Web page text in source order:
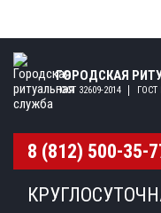
ГОРОДСКАЯ
ГОСТ 32609-2014 ГОСТ
8 (812) 500-35-